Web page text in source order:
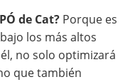
de Cat? Porque es
los más altos
no solo optimizará
que también